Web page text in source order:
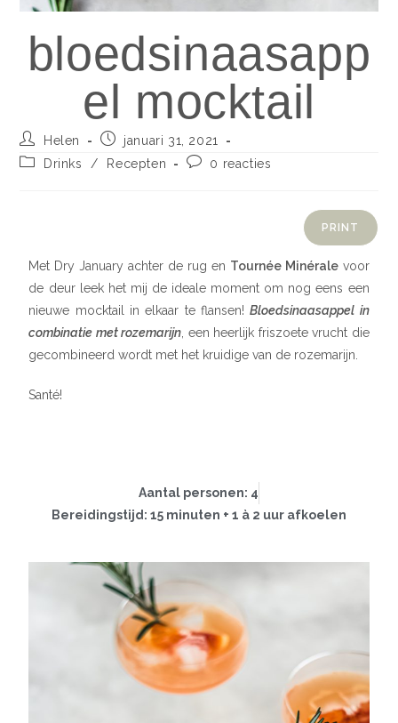
bloedsinaasapp
el mocktail
Helen
januari 31, 2021
Drinks
/ Recepten 0 reacties
PRINT
Met Dry January achter de rug en Tournée Minéralevoor
de deur leek het mij de ideale moment om nog eens een
nieuwe mocktail in elkaar te flansen!Bloedsinaasappel in
combinatie met rozemarijn, een heerlijk friszoete vrucht die
gecombineerd wordt met het kruidige van de rozemarijn.
Santé!
Aantal personen: 4
Bereidingstijd: 15 minuten + 1 à 2 uur afkoelen